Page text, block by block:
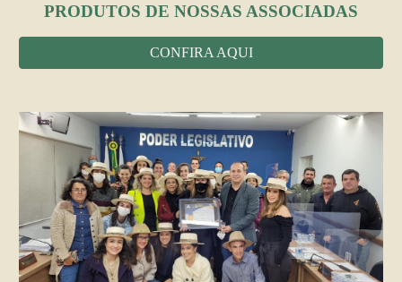
PRODUTOS DE NOSSAS ASSOCIADAS
CONFIRA AQUI